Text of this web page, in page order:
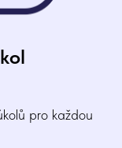
pro každou